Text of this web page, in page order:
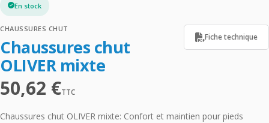
En stock
CHAUSSURES CHUT
Chaussures chut
OLIVER mixte
Fiche technique
50,62 €TTC
Chaussures chut OLIVER mixte: Confort et maintien pour pieds